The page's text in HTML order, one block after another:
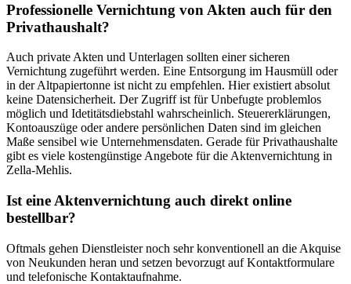
Professionelle Vernichtung von Akten auch für den
Privathaushalt?
Auch private Akten und Unterlagen sollten einer sicheren
Vernichtung zugeführt werden. Eine Entsorgung im Hausmüll oder
in der Altpapiertonne ist nicht zu empfehlen. Hier existiert absolut
keine Datensicherheit. Der Zugriff ist für Unbefugte problemlos
möglich und Idetitätsdiebstahl wahrscheinlich. Steuererklärungen,
Kontoauszüge oder andere persönlichen Daten sind im gleichen
Maße sensibel wie Unternehmensdaten. Gerade für Privathaushalte
gibt es viele kostengünstige Angebote für die Aktenvernichtung in
Zella-Mehlis.
Ist eine Aktenvernichtung auch direkt online
bestellbar?
Oftmals gehen Dienstleister noch sehr konventionell an die Akquise
von Neukunden heran und setzen bevorzugt auf Kontaktformulare
und telefonische Kontaktaufnahme.